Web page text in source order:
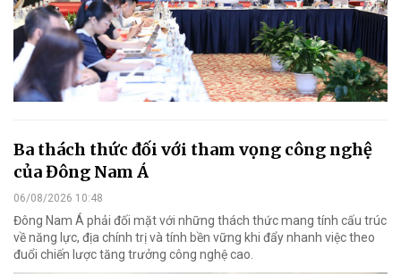
Ba thách thức đối với tham vọng công nghệ
của Đông Nam Á
06/08/2026 10:48
Đông Nam Á phải đối mặt với những thách thức mang tính cấu trúc
về năng lực, địa chính trị và tính bền vững khi đẩy nhanh việc theo
đuổi chiến lược tăng trưởng công nghệ cao.